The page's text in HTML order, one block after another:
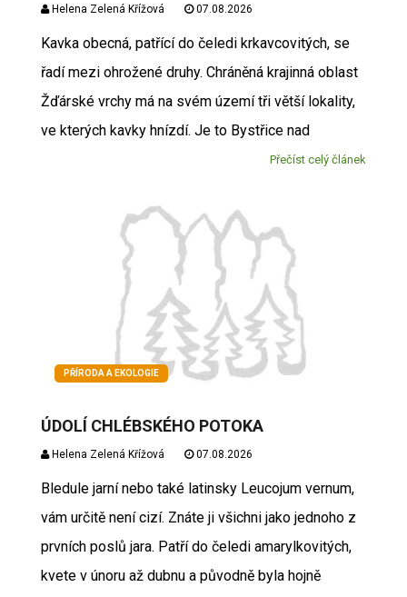
Helena Zelená Křížová 07.08.2026
Kavka obecná, patřící do čeledi krkavcovitých, se
řadí mezi ohrožené druhy. Chráněná krajinná oblast
Žďárské vrchy má na svém území tři větší lokality,
ve kterých kavky hnízdí. Je to Bystřice nad
Přečíst celý článek
PŘÍRODA A EKOLOGIE
ÚDOLÍ CHLÉBSKÉHO POTOKA
Helena Zelená Křížová 07.08.2026
Bledule jarní nebo také latinsky Leucojum vernum,
vám určitě není cizí. Znáte ji všichni jako jednoho z
prvních poslů jara. Patří do čeledi amarylkovitých,
kvete v únoru až dubnu a původně byla hojně